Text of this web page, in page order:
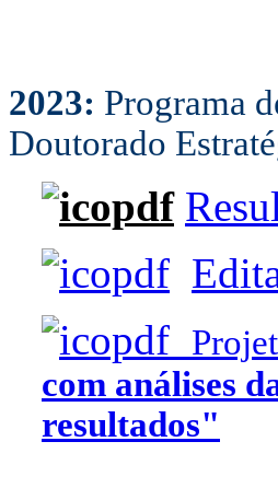
2023: Programa
Doutorado
com análises
resultados"